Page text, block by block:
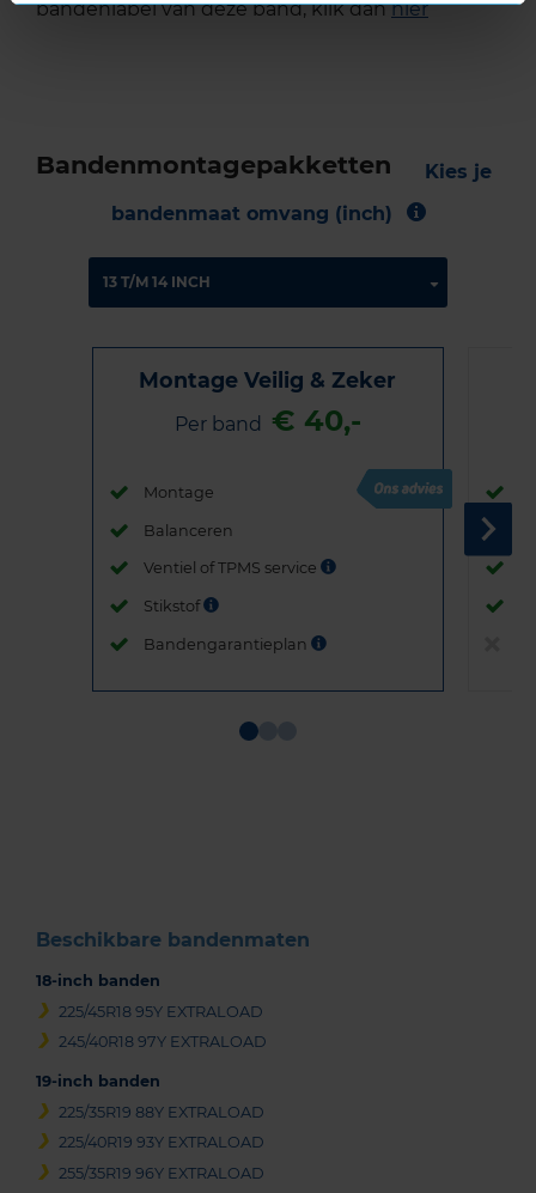
bandenlabel van deze band, klik danhier
Bandenmontagepakketten
Kies je
bandenmaat omvang (inch)
Montage Veilig & Zeker
Per band € 40,-
Montage
Balanceren
Ventiel of TPMS service
Stikstof
Bandengarantieplan
Beschikbare bandenmaten
18-inch banden
225/45R18 95Y EXTRALOAD
245/40R18 97Y EXTRALOAD
19-inch banden
225/35R19 88Y EXTRALOAD
225/40R19 93Y EXTRALOAD
255/35R19 96Y EXTRALOAD